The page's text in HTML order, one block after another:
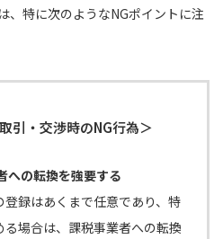
、特に次のようなNGポイントに注
引・交渉時のNG行為＞
の転換を強要する
録はあくまで任意であり、特
場合は、課税事業者への転換